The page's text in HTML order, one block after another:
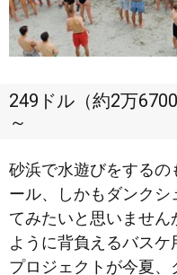
249ドル（約2万6700
～
砂浜で水遊びをする
ール、しかもダンクシ
てみたいと思いませ
ように背負えるバス
プロジェクトが今夏、